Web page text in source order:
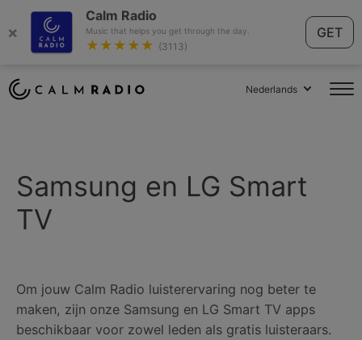
×
Calm Radio
Music that helps you get through the day.
★★★★★ (3113)
GET
Nederlands
Samsung en LG Smart
TV
Om jouw Calm Radio luisterervaring nog beter te
maken, zijn onze Samsung en LG Smart TV apps
beschikbaar voor zowel leden als gratis luisteraars.